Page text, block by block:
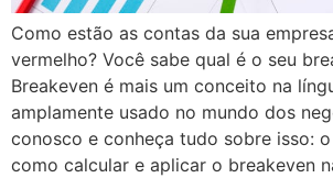
Como estão as contas da sua
vermelho? Você sabe qual é o seu
Breakeven é mais um conceito na
amplamente usado no mundo dos
conosco e conheça tudo sobre isso:
como calcular e aplicar o breakeven